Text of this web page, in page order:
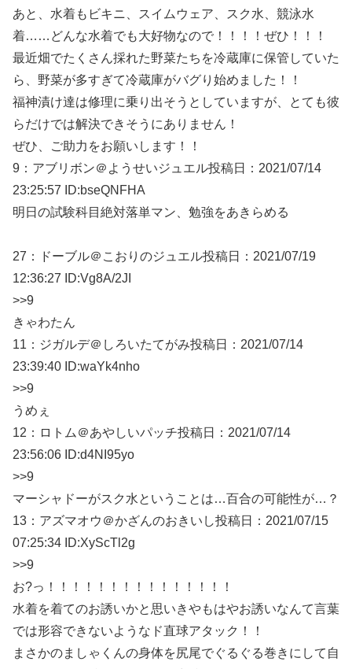
あと、水着もビキニ、スイムウェア、スク水、競泳水
着……どんな水着でも大好物なので！！！！ぜひ！！！
最近畑でたくさん採れた野菜たちを冷蔵庫に保管していた
ら、野菜が多すぎて冷蔵庫がバグり始めました！！
福神漬け達は修理に乗り出そうとしていますが、とても彼
らだけでは解決できそうにありません！
ぜひ、ご助力をお願いします！！
9： アブリボン＠ようせいジュエル投稿日：2021/07/14
23:25:57 ID:bseQNFHA
明日の試験科目絶対落単マン、勉強をあきらめる
27： ドーブル＠こおりのジュエル投稿日：2021/07/19
12:36:27 ID:Vg8A/2JI
>>9
きゃわたん
11： ジガルデ＠しろいたてがみ投稿日：2021/07/14
23:39:40 ID:waYk4nho
>>9
うめぇ
12： ロトム＠あやしいパッチ投稿日：2021/07/14
23:56:06 ID:d4NI95yo
>>9
マーシャドーがスク水ということは…百合の可能性が…？
13： アズマオウ＠かざんのおきいし投稿日：2021/07/15
07:25:34 ID:XyScTl2g
>>9
お?っ！！！！！！！！！！！！！！！
水着を着てのお誘いかと思いきやもはやお誘いなんて言葉
では形容できないようなド直球アタック！！
まさかのましゃくんの身体を尻尾でぐるぐる巻きにして自